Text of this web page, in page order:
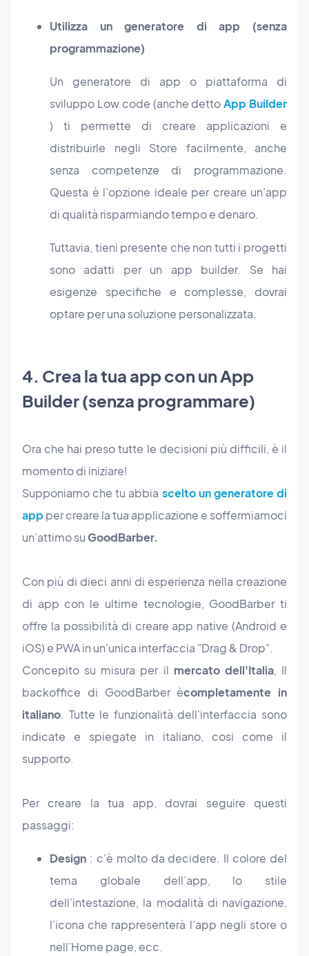
Utilizza un generatore di app (senza
programmazione)
Un generatore di app o piattaforma di
sviluppo Low code (anche dettoApp Builder
) ti permette di creare applicazioni e
distribuirle negli Store facilmente, anche
senza competenze di programmazione.
Questa è l’opzione ideale per creare un’app
di qualità risparmiando tempo e denaro.
Tuttavia, tieni presente che non tutti i progetti
sono adatti per un app builder. Se hai
esigenze specifiche e complesse, dovrai
optare per una soluzione personalizzata.
4. Crea la tua app con un App
Builder (senza programmare)
Ora che hai preso tutte le decisioni più difficili, è il
momento di iniziare!
Supponiamo che tu abbia scelto un generatore di
app per creare la tua applicazione e soffermiamoci
un’attimo suGoodBarber.
Con più di dieci anni di esperienza nella creazione
di app con le ultime tecnologie, GoodBarber ti
offre la possibilità di creare app native (Android e
iOS) e PWA in un’unica interfaccia "Drag & Drop".
Concepito su misura per il mercato dell'Italia, Il
backoffice di GoodBarber ècompletamente in
italiano. Tutte le funzionalità dell'interfaccia sono
indicate e spiegate in italiano, cosi come il
supporto.
Per creare la tua app, dovrai seguire questi
passaggi:
Design : c’è molto da decidere. Il colore del
tema globale dell’app, lo stile
dell’intestazione, la modalità di navigazione,
l’icona che rappresenterà l’app negli store o
nell’Home page, ecc.